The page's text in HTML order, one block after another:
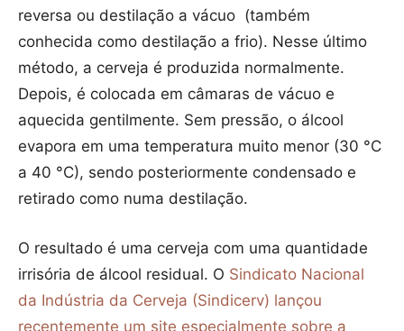
reversa ou destilação a vácuo (também
conhecida como destilação a frio). Nesse último
método, a cerveja é produzida normalmente.
Depois, é colocada em câmaras de vácuo e
aquecida gentilmente. Sem pressão, o álcool
evapora em uma temperatura muito menor (30 °C
a 40 °C), sendo posteriormente condensado e
retirado como numa destilação.
O resultado é uma cerveja com uma quantidade
irrisória de álcool residual. O Sindicato Nacional
da Indústria da Cerveja (Sindicerv) lançou
recentemente um site especialmente sobre a